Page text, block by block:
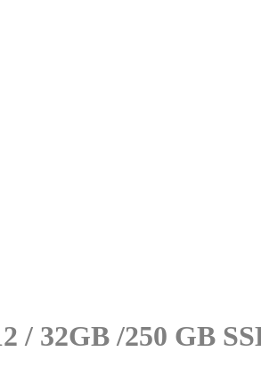
/ 32GB /250 GB